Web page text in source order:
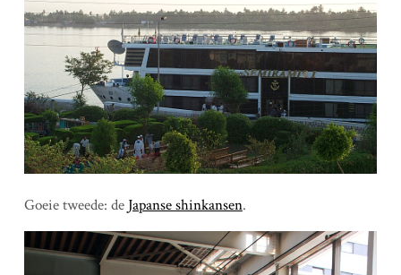
Goeie tweede: de Japanse shinkansen.